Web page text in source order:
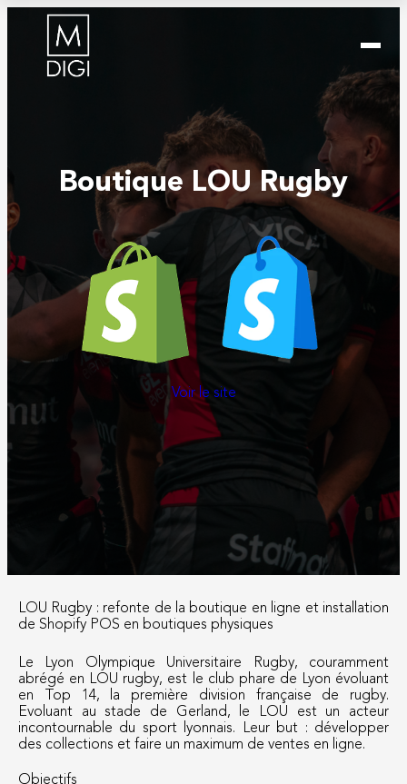
Boutique LOU Rugby
Voir le site
LOU Rugby : refonte de la boutique en ligne et installation
de Shopify POS en boutiques physiques
Le Lyon Olympique Universitaire Rugby, couramment
abrégé en LOU rugby, est le club phare de Lyon évoluant
en Top 14, la première division française de rugby.
Evoluant au stade de Gerland, le LOU est un acteur
incontournable du sport lyonnais. Leur but : développer
des collections et faire un maximum de ventes en ligne.
Objectifs